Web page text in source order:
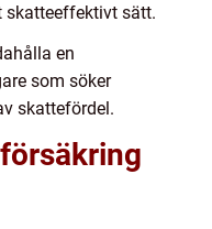
skatteeffektivt sätt.
en
som söker
skattefördel.